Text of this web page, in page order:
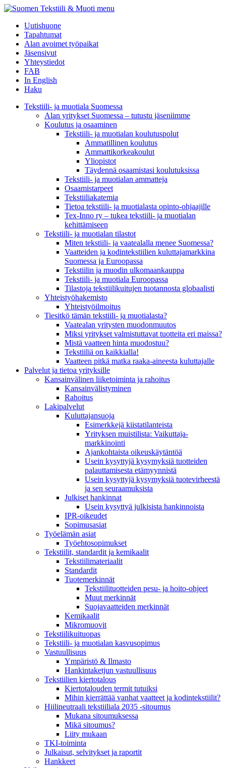
menu
Uutishuone
Tapahtumat
Alan avoimet työpaikat
Jäsensivut
Yhteystiedot
FAB
In English
Haku
Tekstiili- ja muotiala Suomessa
Alan yritykset Suomessa – tutustu jäseniimme
Koulutus ja osaaminen
Tekstiili- ja muotialan koulutuspolut
Ammatillinen koulutus
Ammattikorkeakoulut
Yliopistot
Täydennä osaamistasi koulutuksissa
Tekstiili- ja muotialan ammatteja
Osaamistarpeet
Tekstiiliakatemia
Tietoa tekstiili- ja muotialasta opinto-ohjaajille
Tex-Inno ry – tukea tekstiili- ja muotialan
kehittämiseen
Tekstiili- ja muotialan tilastot
Miten tekstiili- ja vaatealalla menee Suomessa?
Vaatteiden ja kodintekstiilien kuluttajamarkkina
Suomessa ja Euroopassa
Tekstiilin ja muodin ulkomaankauppa
Tekstiili- ja muotiala Euroopassa
Tilastoja tekstiilikuitujen tuotannosta globaalisti
Yhteistyö­hakemisto
Yhteistyöilmoitus
Tiesitkö tämän tekstiili- ja muotialasta?
Vaatealan yritysten muodonmuutos
Miksi yritykset valmistuttavat tuotteita eri maissa?
Mistä vaatteen hinta muodostuu?
Tekstiiliä on kaikkialla!
Vaatteen pitkä matka raaka-aineesta kuluttajalle
Palvelut ja tietoa yrityksille
Kansainvälinen liiketoiminta ja rahoitus
Kansain­välistyminen
Rahoitus
Lakipalvelut
Kuluttajansuoja
Esimerkkejä kiistatilanteista
Yrityksen muistilista: Vaikuttaja­
markkinointi
Ajankohtaista oikeuskäytäntöä
Usein kysyttyjä kysymyksiä tuotteiden
palauttamisesta etämyynnistä
Usein kysyttyjä kysymyksiä tuotevirheestä
ja sen seuraamuksista
Julkiset hankinnat
Usein kysyttyä julkisista hankinnoista
IPR-oikeudet
Sopimusasiat
Työelämän asiat
Työehto­sopimukset
Tekstiilit, standardit ja kemikaalit
Tekstiilimateriaalit
Standardit
Tuotemerkinnät
Tekstiilituotteiden pesu- ja hoito-ohjeet
Muut merkinnät
Suojavaatteiden merkinnät
Kemikaalit
Mikromuovit
Tekstiilikuitu­opas
Tekstiili- ja muotialan kasvusopimus
Vastuullisuus
Ympäristö & Ilmasto
Hankintaketjun vastuullisuus
Tekstiilien kiertotalous
Kiertotalouden termit tutuiksi
Mihin kierrättää vanhat vaatteet ja kodintekstiilit?
Hiilineutraali tekstiiliala 2035 -sitoumus
Mukana sitoumuksessa
Mikä sitoumus?
Liity mukaan
TKI-toiminta
Julkaisut, selvitykset ja raportit
Hankkeet